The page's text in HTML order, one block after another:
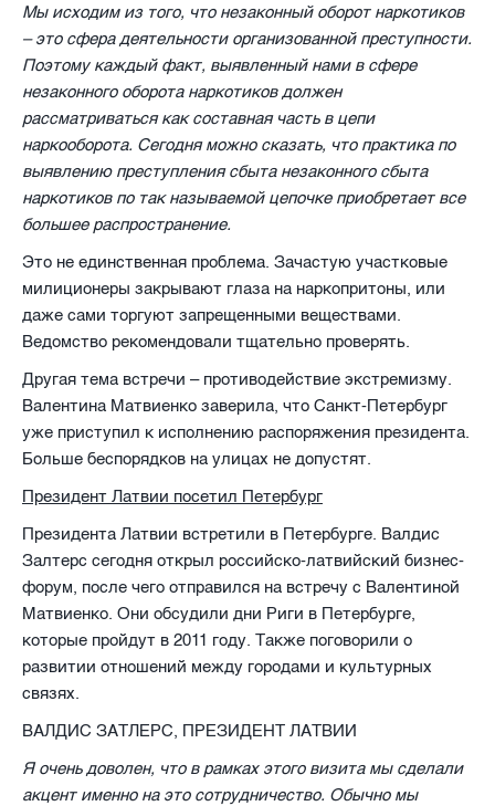
Мы исходим из того, что незаконный оборот наркотиков
– это сфера деятельности организованной преступности.
Поэтому каждый факт, выявленный нами в сфере
незаконного оборота наркотиков должен
рассматриваться как составная часть в цепи
наркооборота. Сегодня можно сказать, что практика по
выявлению преступления сбыта незаконного сбыта
наркотиков по так называемой цепочке приобретает все
большее распространение.
Это не единственная проблема. Зачастую участковые
милиционеры закрывают глаза на наркопритоны, или
даже сами торгуют запрещенными веществами.
Ведомство рекомендовали тщательно проверять.
Другая тема встречи – противодействие экстремизму.
Валентина Матвиенко заверила, что Санкт-Петербург
уже приступил к исполнению распоряжения президента.
Больше беспорядков на улицах не допустят.
Президент Латвии посетил Петербург
Президента Латвии встретили в Петербурге. Валдис
Залтерс сегодня открыл российско-латвийский бизнес-
форум, после чего отправился на встречу с Валентиной
Матвиенко. Они обсудили дни Риги в Петербурге,
которые пройдут в 2011 году. Также поговорили о
развитии отношений между городами и культурных
связях.
ВАЛДИС ЗАТЛЕРС, ПРЕЗИДЕНТ ЛАТВИИ
Я очень доволен, что в рамках этого визита мы сделали
акцент именно на это сотрудничество. Обычно мы